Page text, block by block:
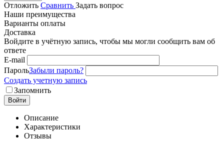
Отложить Сравнить Задать вопрос
Наши преимущества
Варианты оплаты
Доставка
Войдите в учётную запись, чтобы мы могли сообщить вам об
ответе
E-mail
ПарольЗабыли пароль?
Создать учетную запись
Запомнить
Войти
Описание
Характеристики
Отзывы